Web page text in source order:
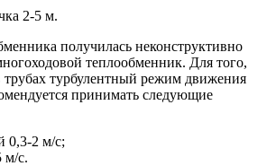
2-5 м.
получилась неконструктивно
теплообменник. Для того,
трубах турбулентный режим движения
принимать следующие
0,3-2 м/с;
м/с.